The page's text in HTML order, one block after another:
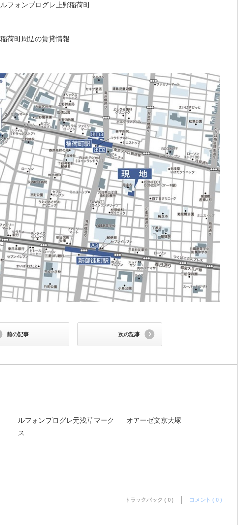
ルフォンプログレ上野稲荷町
稲荷町周辺の賃貸情報
前の記事 次の記事
ルフォンプログレ元浅草マーク
ス
オアーゼ文京大塚
トラックバック ( 0 ) コメント ( 0 )